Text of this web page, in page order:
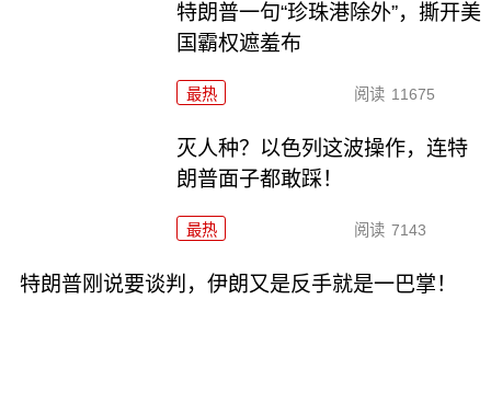
特朗普一句“珍珠港除外”，撕开美
国霸权遮羞布
最热 阅读 11675
灭人种？以色列这波操作，连特
朗普面子都敢踩！
最热 阅读 7143
特朗普刚说要谈判，伊朗又是反手就是一巴掌！